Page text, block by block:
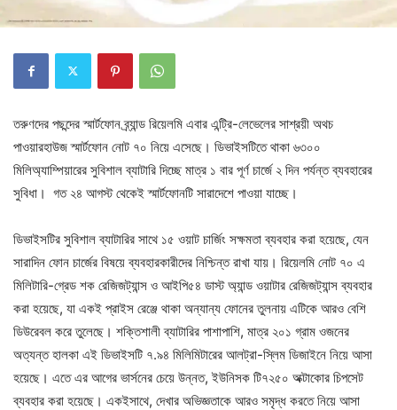
তরুণদের পছন্দের স্মার্টফোন ব্র্যান্ড রিয়েলমি এবার এন্ট্রি-লেভেলের সাশ্রয়ী অথচ
পাওয়ারহাউজ স্মার্টফোন নোট ৭০ নিয়ে এসেছে। ডিভাইসটিতে থাকা ৬৩০০
মিলিঅ্যাম্পিয়ারের সুবিশাল ব্যাটারি দিচ্ছে মাত্র ১ বার পূর্ণ চার্জে ২ দিন পর্যন্ত ব্যবহারের
সুবিধা। গত ২৪ আগস্ট থেকেই স্মার্টফোনটি সারাদেশে পাওয়া যাচ্ছে।
ডিভাইসটির সুবিশাল ব্যাটারির সাথে ১৫ ওয়াট চার্জিং সক্ষমতা ব্যবহার করা হয়েছে, যেন
সারাদিন ফোন চার্জের বিষয়ে ব্যবহারকারীদের নিশ্চিন্ত রাখা যায়। রিয়েলমি নোট ৭০ এ
মিলিটারি-গ্রেড শক রেজিজট্যান্স ও আইপি৫৪ ডাস্ট অ্যান্ড ওয়াটার রেজিজট্যান্স ব্যবহার
করা হয়েছে, যা একই প্রাইস রেঞ্জে থাকা অন্যান্য ফোনের তুলনায় এটিকে আরও বেশি
ডিউরেবল করে তুলেছে। শক্তিশালী ব্যাটারির পাশাপাশি, মাত্র ২০১ গ্রাম ওজনের
অত্যন্ত হালকা এই ডিভাইসটি ৭.৯৪ মিলিমিটারের আলট্রা-স্লিম ডিজাইনে নিয়ে আসা
হয়েছে। এতে এর আগের ভার্সনের চেয়ে উন্নত, ইউনিসক টি৭২৫০ অক্টাকোর চিপসেট
ব্যবহার করা হয়েছে। একইসাথে, দেখার অভিজ্ঞতাকে আরও সমৃদ্ধ করতে নিয়ে আসা